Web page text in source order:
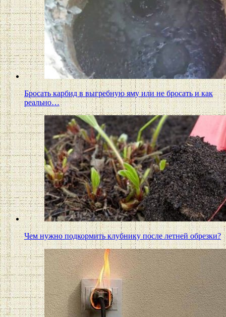
Бросать карбид в выгребную яму или не бросать и как
реально…
Чем нужно подкормить клубнику после летней обрезки?